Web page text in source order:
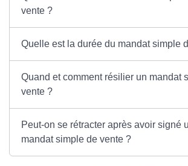
vente ?
Quelle est la durée du mandat simple
Quand et comment résilier un mandat
vente ?
Peut-on se rétracter après avoir signé
mandat simple de vente ?